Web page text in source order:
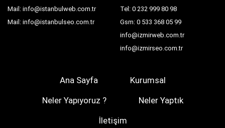
Mail: info@istanbulweb.com.tr
Mail: info@istanbulseo.com.tr
Tel: 0 232 999 80 98
Gsm: 0 533 368 05 99
info@izmirweb.com.tr
info@izmirseo.com.tr
Ana Sayfa
Kurumsal
Neler Yapıyoruz ?
Neler Yaptık
İletişim